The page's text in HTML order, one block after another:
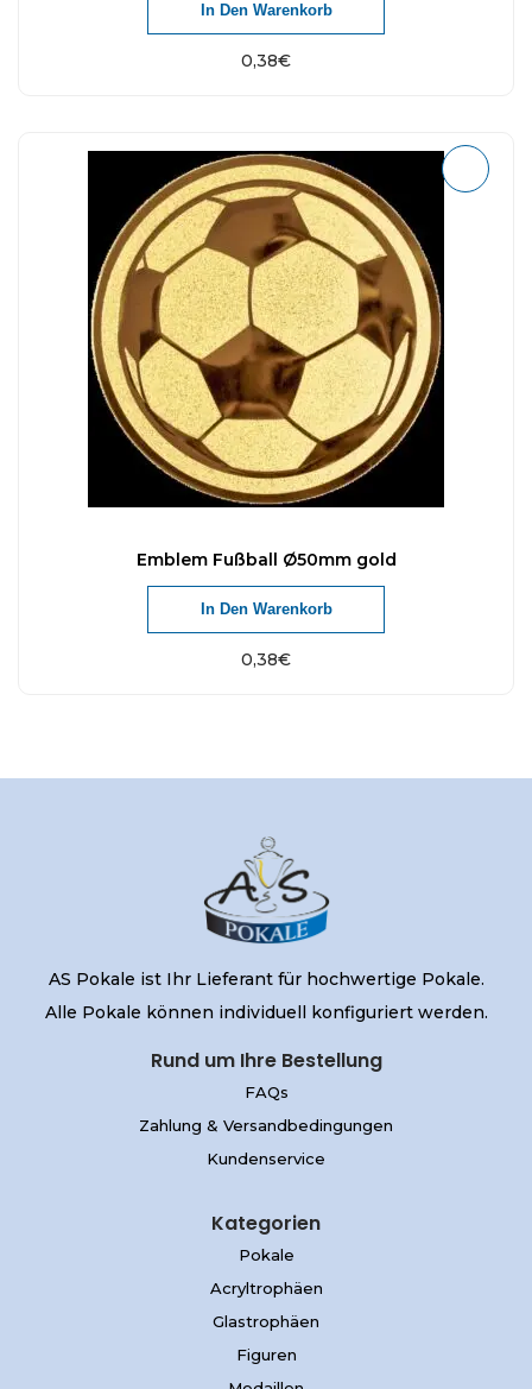
0,38€
In Den Warenkorb
Emblem Fußball Ø50mm gold
0,38€
In Den Warenkorb
AS Pokale ist Ihr Lieferant für hochwertige Pokale.
Alle Pokale können individuell konfiguriert werden.
Rund um Ihre Bestellung
FAQs
Zahlung & Versandbedingungen
Kundenservice
Kategorien
Pokale
Acryltrophäen
Glastrophäen
Figuren